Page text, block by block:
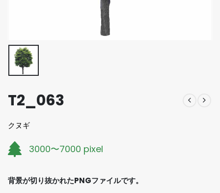
T2_063
クヌギ
3000〜7000 pixel
背景が切り抜かれたPNGファイルです。